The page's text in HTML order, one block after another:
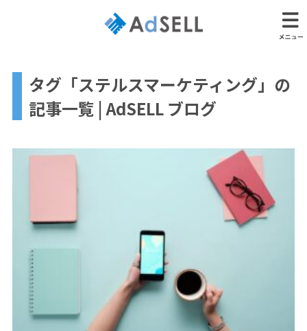
タグ「ステルスマーケティング」の
記事一覧 | AdSELL ブログ